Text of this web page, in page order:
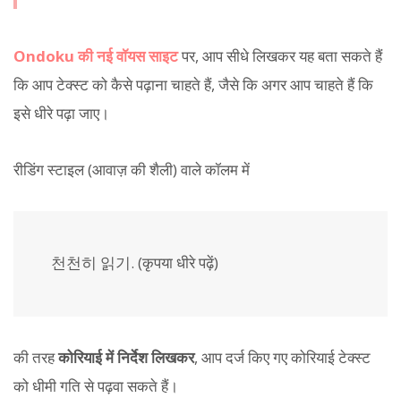
Ondoku की नई वॉयस साइटपर, आप सीधे लिखकर यह बता सकते हैं
कि आप टेक्स्ट को कैसे पढ़ाना चाहते हैं, जैसे कि अगर आप चाहते हैं कि
इसे धीरे पढ़ा जाए।
रीडिंग स्टाइल (आवाज़ की शैली) वाले कॉलम में
천천히 읽기. (कृपया धीरे पढ़ें)
की तरहकोरियाई में निर्देश लिखकर, आप दर्ज किए गए कोरियाई टेक्स्ट
को धीमी गति से पढ़वा सकते हैं।